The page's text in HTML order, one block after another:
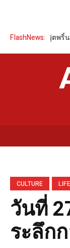
FlashNews:
ร์บอนฟุตพริ้นท์ด้วยเค
CULTURE
วันที่
ระลึก